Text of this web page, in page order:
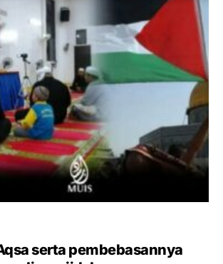
serta pembebasannya